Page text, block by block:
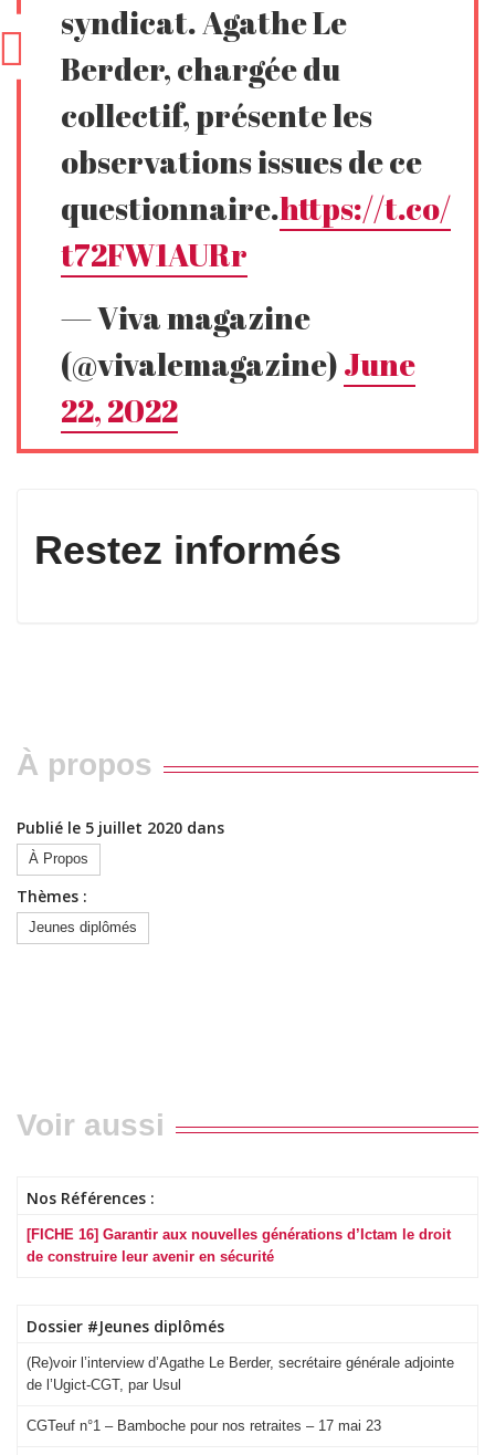
syndicat. Agathe Le
Berder, chargée du
collectif, présente les
observations issues de ce
questionnaire.https://t.co/
t72FW1AURr
— Viva magazine
(@vivalemagazine)June
22, 2022
Restez informés
À propos
Publié le 5 juillet 2020 dans
À Propos
Thèmes :
Jeunes diplômés
Voir aussi
Nos Références :
[FICHE 16] Garantir aux nouvelles générations d’Ictam le droit
de construire leur avenir en sécurité
Dossier #Jeunes diplômés
(Re)voir l’interview d’Agathe Le Berder, secrétaire générale adjointe
de l’Ugict-CGT, par Usul
CGTeuf n°1 – Bamboche pour nos retraites – 17 mai 23